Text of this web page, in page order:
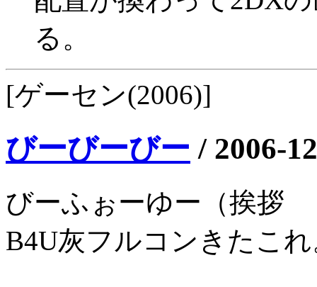
る。
[ゲーセン(2006)]
びーびーびー / 2006-
びーふぉーゆー（挨拶
B4U灰フルコンきたこ